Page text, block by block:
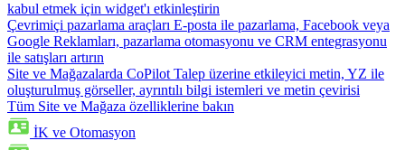
kabul etmek için widget'ı etkinleştirin
Çevrimiçi pazarlama araçları E-posta ile pazarlama, Facebook veya
Google Reklamları, pazarlama otomasyonu ve CRM entegrasyonu
ile satışları artırın
Site ve Mağazalarda CoPilot Talep üzerine etkileyici metin, YZ ile
oluşturulmuş görseller, ayrıntılı bilgi istemleri ve metin çevirisi
Tüm Site ve Mağaza özelliklerine bakın
İK ve Otomasyon